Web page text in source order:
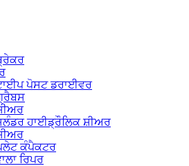
ਪੋਸਟ ਡਰਾਈਵਰ
ਹਾਈਡ੍ਰੌਲਿਕ ਸ਼ੀਅਰ
ਕੰਪੈਕਟਰ
ਰਿਪਰ